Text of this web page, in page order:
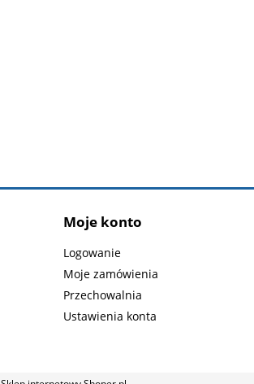
Moje konto
Logowanie
Moje zamówienia
Przechowalnia
Ustawienia konta